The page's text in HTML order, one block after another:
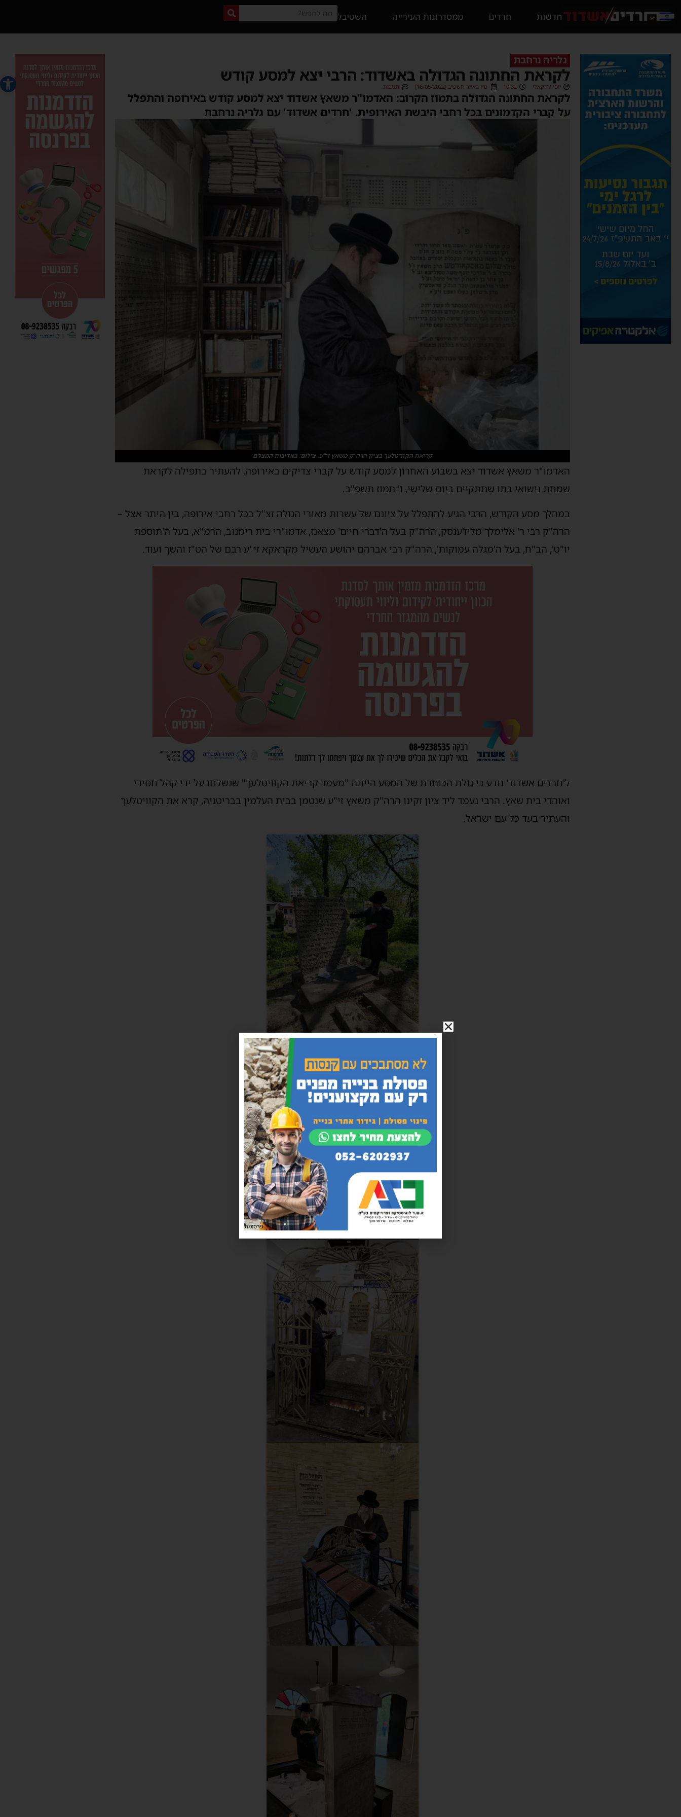
פתח
חדשות חרדים ממסדרונות העירייה השטיבל
גלריה נרחבת
לקראת החתונה הגדולה באשדוד: הרבי יצא למסע קודש
יוסי יחזקאלי 10:32 ט״ו באייר תשפ״ב (16/05/2022) תגובות
לקראת החתונה הגדולה בתמוז הקרוב: האדמו"ר משאץ אשדוד יצא למסע קודש באירופה והתפלל
על קברי הקדמונים בכל רחבי היבשת האירופית. 'חרדים אשדוד' עם גלריה נרחבת
קריאת הקוויטלעך בציון הרה"ק משאץ זי"ע. צילום: באדיבות המצלם
האדמו"ר משאץ אשדוד יצא בשבוע האחרון למסע קודש על קברי צדיקים באירופה, להעתיר בתפילה לקראת
שמחת נישואי בתו שתתקיים ביום שלישי, ו' תמוז תשפ"ב.
במהלך מסע הקודש, הרבי הגיע להתפלל על ציונם של עשרות מאורי הגולה זצ"ל בכל רחבי אירופה, בין היתר אצל –
הרה"ק רבי ר' אלימלך מליז'ענסק, הרה"ק בעל ה'דברי חיים' מצאנז, אדמו"רי בית רימנוב, הרמ"א, בעל ה'תוספת
יו"ט', הב"ח, בעל ה'מגלה עמוקות', הרה"ק רבי אברהם יהושע העשיל מקראקא זי"ע רבם של הט"ז והשך ועוד.
ל'חרדים אשדוד' נודע כי גולת הכותרת של המסע הייתה "מעמד קריאת הקוויטלעך" שנשלחו על ידי קהל חסידי
ואוהדי בית שאץ. הרבי נעמד ליד ציון זקינו הרה"ק משאץ זי"ע שנטמן בבית העלמין בבריטניה, קרא את הקוויטלעך
והעתיר בעד כל עם ישראל.
פרסומת